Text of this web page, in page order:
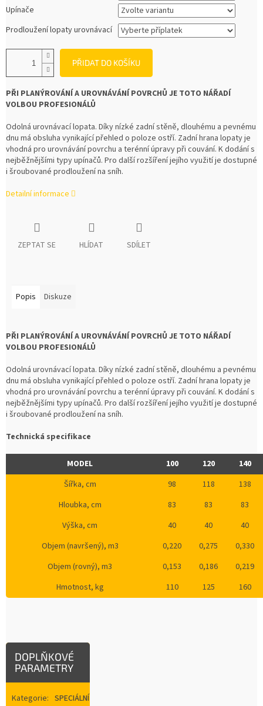
Upínače
Prodloužení lopaty urovnávací
PŘIDAT DO KOŠÍKU
PŘI PLANÝROVÁNÍ A UROVNÁVÁNÍ POVRCHŮ JE TOTO NÁŘADÍ
VOLBOU PROFESIONÁLŮ
Odolná urovnávací lopata. Díky nízké zadní stěně, dlouhému a pevnému
dnu má obsluha vynikající přehled o poloze ostří. Zadní hrana lopaty je
vhodná pro urovnávání povrchu a terénní úpravy při couvání. K dodání s
nejběžnějšími typy upínačů. Pro další rozšíření jejího využití je dostupné
i šroubované prodloužení na sníh.
Detailní informace
ZEPTAT SE HLÍDAT SDÍLET
Popis Diskuze
PŘI PLANÝROVÁNÍ A UROVNÁVÁNÍ POVRCHŮ JE TOTO NÁŘADÍ
VOLBOU PROFESIONÁLŮ
Odolná urovnávací lopata. Díky nízké zadní stěně, dlouhému a pevnému
dnu má obsluha vynikající přehled o poloze ostří. Zadní hrana lopaty je
vhodná pro urovnávání povrchu a terénní úpravy při couvání. K dodání s
nejběžnějšími typy upínačů. Pro další rozšíření jejího využití je dostupné
i šroubované prodloužení na sníh.
Technická specifikace
MODEL 100 120
140
Šířka, cm
98 118
138
Hloubka, cm
83 83
83
Výška, cm
40 40
40
Objem (navršený), m3
0,220 0,275
0,330
Objem (rovný), m3
0,153 0,186
0,219
Hmotnost, kg
110 125 160
DOPLŇKOVÉ
PARAMETRY
Kategorie: SPECIÁLNÍ